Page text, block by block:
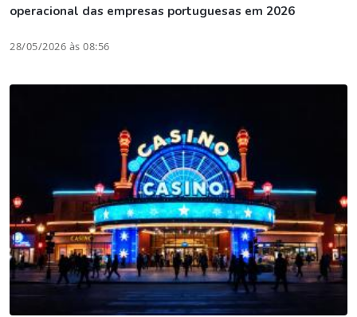
operacional das empresas portuguesas em 2026
28/05/2026 às 08:56